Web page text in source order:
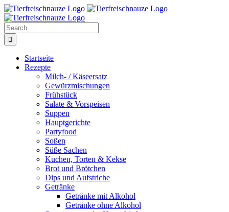
Skip
to
content
Facebook
YouTube
X
Pinterest
Instagram
Search
for:
Startseite
Rezepte
Milch- / Käseersatz
Gewürzmischungen
Frühstück
Salate & Vorspeisen
Suppen
Hauptgerichte
Partyfood
Soßen
Süße Sachen
Kuchen, Torten & Kekse
Brot und Brötchen
Dips und Aufstriche
Getränke
Getränke mit Alkohol
Getränke ohne Alkohol